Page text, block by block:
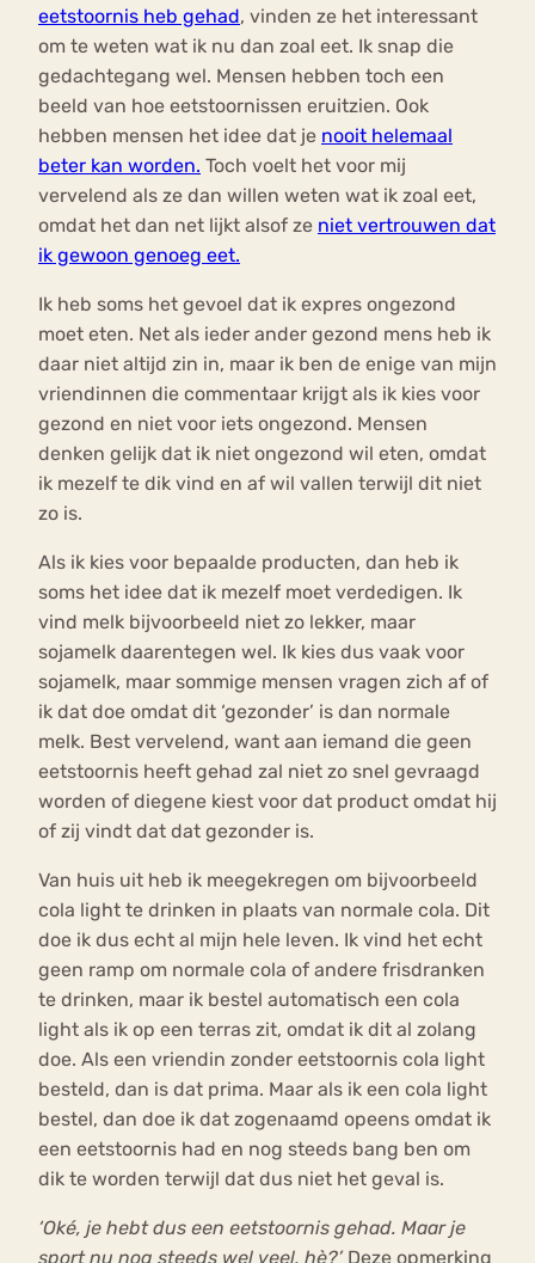
eetstoornis heb gehad, vinden ze het interessant
om te weten wat ik nu dan zoal eet. Ik snap die
gedachtegang wel. Mensen hebben toch een
beeld van hoe eetstoornissen eruitzien. Ook
hebben mensen het idee dat je nooit helemaal
beter kan worden. Toch voelt het voor mij
vervelend als ze dan willen weten wat ik zoal eet,
omdat het dan net lijkt alsof ze niet vertrouwen dat
ik gewoon genoeg eet.
Ik heb soms het gevoel dat ik expres ongezond
moet eten. Net als ieder ander gezond mens heb ik
daar niet altijd zin in, maar ik ben de enige van mijn
vriendinnen die commentaar krijgt als ik kies voor
gezond en niet voor iets ongezond. Mensen
denken gelijk dat ik niet ongezond wil eten, omdat
ik mezelf te dik vind en af wil vallen terwijl dit niet
zo is.
Als ik kies voor bepaalde producten, dan heb ik
soms het idee dat ik mezelf moet verdedigen. Ik
vind melk bijvoorbeeld niet zo lekker, maar
sojamelk daarentegen wel. Ik kies dus vaak voor
sojamelk, maar sommige mensen vragen zich af of
ik dat doe omdat dit ‘gezonder’ is dan normale
melk. Best vervelend, want aan iemand die geen
eetstoornis heeft gehad zal niet zo snel gevraagd
worden of diegene kiest voor dat product omdat hij
of zij vindt dat dat gezonder is.
Van huis uit heb ik meegekregen om bijvoorbeeld
cola light te drinken in plaats van normale cola. Dit
doe ik dus echt al mijn hele leven. Ik vind het echt
geen ramp om normale cola of andere frisdranken
te drinken, maar ik bestel automatisch een cola
light als ik op een terras zit, omdat ik dit al zolang
doe. Als een vriendin zonder eetstoornis cola light
besteld, dan is dat prima. Maar als ik een cola light
bestel, dan doe ik dat zogenaamd opeens omdat ik
een eetstoornis had en nog steeds bang ben om
dik te worden terwijl dat dus niet het geval is.
‘Oké, je hebt dus een eetstoornis gehad. Maar je
sport nu nog steeds wel veel, hè?’ Deze opmerking